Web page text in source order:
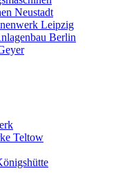
Neustadt
Leipzig
Berlin
Teltow